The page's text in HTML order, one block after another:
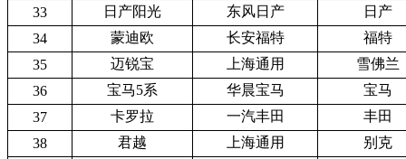
33
日产阳光 东风日产
日产
34
蒙迪欧 长安福特
福特
35
迈锐宝 上海通用
雪佛兰
36
宝马5系 华晨宝马
宝马
37
卡罗拉 一汽丰田
丰田
38
君越 上海通用 别克